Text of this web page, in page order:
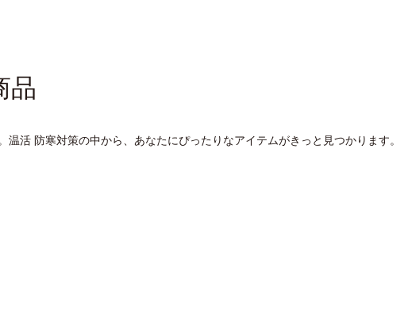
品
活 防寒対策の中から、あなたにぴったりなアイテムがきっと見つかります。